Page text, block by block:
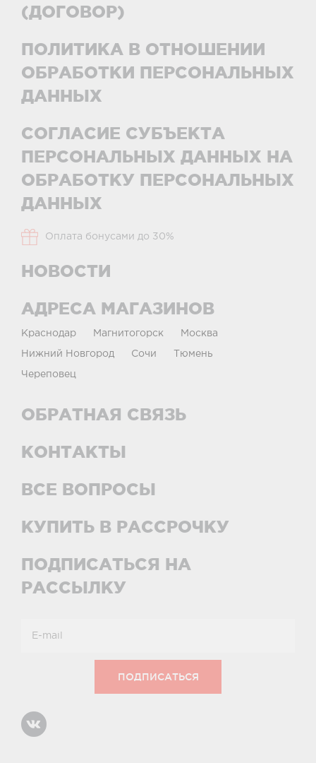
(ДОГОВОР)
ПОЛИТИКА В ОТНОШЕНИИ
ОБРАБОТКИ ПЕРСОНАЛЬНЫХ
ДАННЫХ
СОГЛАСИЕ СУБЪЕКТА
ПЕРСОНАЛЬНЫХ ДАННЫХ НА
ОБРАБОТКУ ПЕРСОНАЛЬНЫХ
ДАННЫХ
Оплата бонусами до 30%
НОВОСТИ
АДРЕСА МАГАЗИНОВ
Краснодар Магнитогорск Москва
Нижний Новгород Сочи Тюмень
Череповец
ОБРАТНАЯ СВЯЗЬ
КОНТАКТЫ
ВСЕ ВОПРОСЫ
КУПИТЬ В РАССРОЧКУ
ПОДПИСАТЬСЯ НА
РАССЫЛКУ